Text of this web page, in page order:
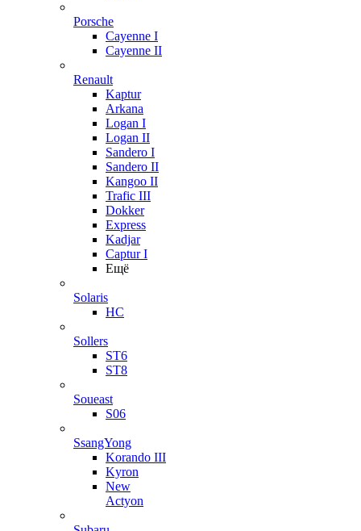
Porsche
Cayenne I
Cayenne II
Renault
Kaptur
Arkana
Logan I
Logan II
Sandero I
Sandero II
Kangoo II
Trafic III
Dokker
Express
Kadjar
Captur I
Ещё
Solaris
HC
Sollers
ST6
ST8
Soueast
S06
SsangYong
Korando III
Kyron
New
Actyon